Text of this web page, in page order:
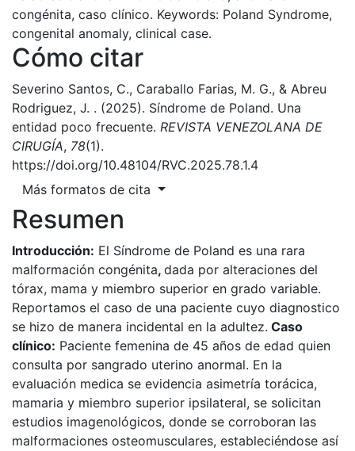
congénita, caso clínico. Keywords: Poland Syndrome,
congenital anomaly, clinical case.
Cómo citar
Severino Santos, C., Caraballo Farias, M. G., & Abreu
Rodriguez, J. . (2025). Síndrome de Poland. Una
entidad poco frecuente. REVISTA VENEZOLANA DE
CIRUGÍA, 78(1).
https://doi.org/10.48104/RVC.2025.78.1.4
Más formatos de cita
Resumen
Introducción: El Síndrome de Poland es una rara
malformación congénita, dada por alteraciones del
tórax, mama y miembro superior en grado variable.
Reportamos el caso de una paciente cuyo diagnostico
se hizo de manera incidental en la adultez. Caso
clínico: Paciente femenina de 45 años de edad quien
consulta por sangrado uterino anormal. En la
evaluación medica se evidencia asimetría torácica,
mamaria y miembro superior ipsilateral, se solicitan
estudios imagenológicos, donde se corroboran las
malformaciones osteomusculares, estableciéndose así